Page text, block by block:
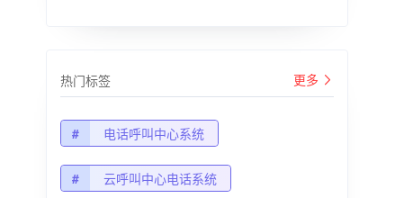
热门标签 更多
# 电话呼叫中心系统
# 云呼叫中心电话系统